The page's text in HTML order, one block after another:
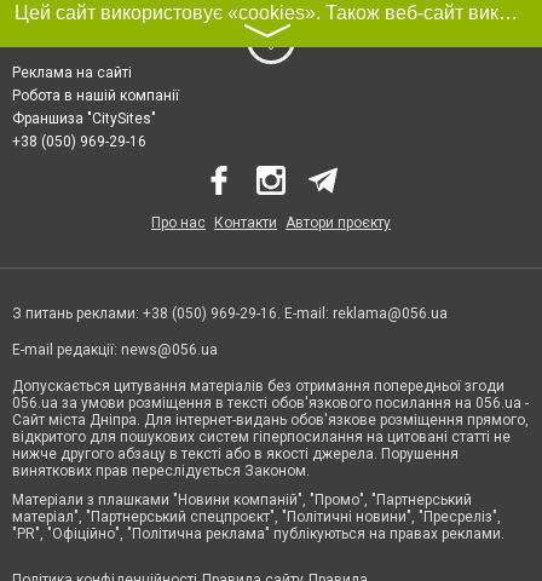
Цей сайт використовує «cookies». Також веб-сайт використовує інтернет-сервіс для збору технічних даних стосовно відвідувачів з метою отримання маркетингової та статистичної інформації. Умови обробки даних відвідувачів сайту див.
〉
Реклама на сайті
Робота в нашій компанії
Франшиза "CitySites"
+38 (050) 969-29-16
Про нас Контакти Автори проєкту
З питань реклами: +38 (050) 969-29-16. E-mail: reklama@056.ua
E-mail редакції: news@056.ua
Допускається цитування матеріалів без отримання попередньої згоди
056.ua за умови розміщення в тексті обов'язкового посилання на 056.ua -
Сайт міста Дніпра. Для інтернет-видань обов'язкове розміщення прямого,
відкритого для пошукових систем гіперпосилання на цитовані статті не
нижче другого абзацу в тексті або в якості джерела. Порушення
виняткових прав переслідується Законом.
Матеріали з плашками "Новини компаній", "Промо", "Партнерський
матеріал", "Партнерський спецпроєкт", "Політичні новини", "Пресреліз",
"PR", "Офіційно", "Політична реклама" публікуються на правах реклами.